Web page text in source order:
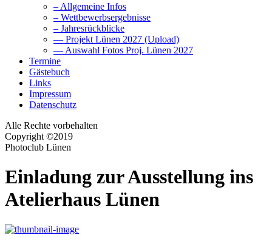
– Allgemeine Infos
– Wettbewerbsergebnisse
– Jahresrückblicke
— Projekt Lünen 2027 (Upload)
— Auswahl Fotos Proj. Lünen 2027
Termine
Gästebuch
Links
Impressum
Datenschutz
Alle Rechte vorbehalten
Copyright ©2019
Photoclub Lünen
Einladung zur Ausstellung ins
Atelierhaus Lünen